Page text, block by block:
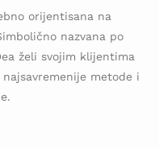
orijentisana na
nazvana po
želi svojim klijentima
metode i